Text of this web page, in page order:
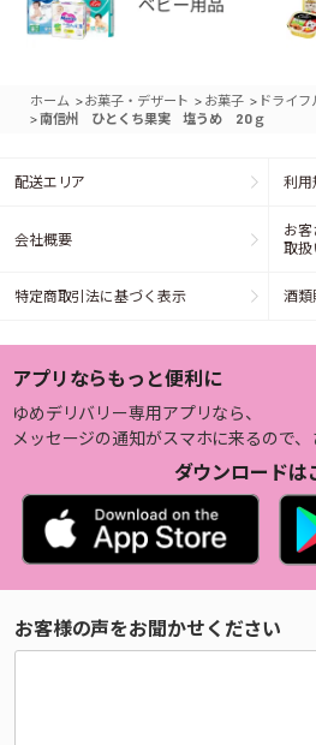
ホーム >お菓子・デザート > お菓子 > ドライ
>南信州 ひとくち果実 塩うめ 20ｇ
配送エリア 利用
会社概要
お客
取扱
特定商取引法に基づく表示 酒類
アプリならもっと便利に
ゆめデリバリー専用アプリなら、
メッセージの通知がスマホに来るので、
ダウンロードは
お客様の声をお聞かせください